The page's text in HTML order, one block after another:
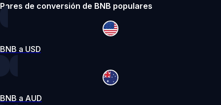
Pares de conversión de BNB populares
BNB a USD
BNB a AUD